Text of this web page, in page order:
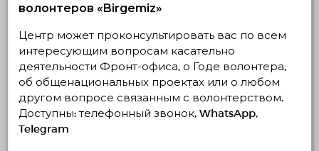
Бақдәулет Төлбасы
Туркестанская область, Туркестан
волонтеров «Birgemiz»
Центр может проконсультировать вас по всем
интересующим вопросам касательно
деятельности Фронт-офиса, о Годе волонтера,
об общенациональных проектах или о любом
другом вопросе связанным с волонтерством.
Доступны: телефонный звонок, WhatsApp,
Telegram